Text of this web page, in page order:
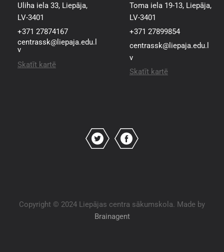
Uliha iela 33, Liepāja,
LV-3401
+371 27874167
centrassk@liepaja.edu.l
v
Skatīt kartē
Toma iela 19-13, Liepāja,
LV-3401
+371 27899854
centrassk@liepaja.edu.l
v
Skatīt kartē
Copyright © 2024 Liepājas centra sākumskola. Made by
Brainagent